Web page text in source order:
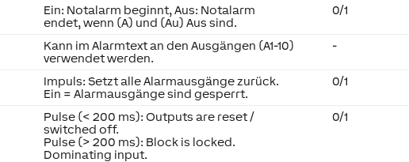
Ein: Notalarm beginnt, Aus: Notalarm
endet, wenn (A) und (Au) Aus sind.
0/1
Kann im Alarmtext an den Ausgängen (A1-10)
verwendet werden.
-
Impuls: Setzt alle Alarmausgänge zurück.
Ein = Alarmausgänge sind gesperrt.
0/1
Pulse (< 200 ms): Outputs are reset /
switched off.
Pulse (> 200 ms): Block is locked.
Dominating input.
0/1